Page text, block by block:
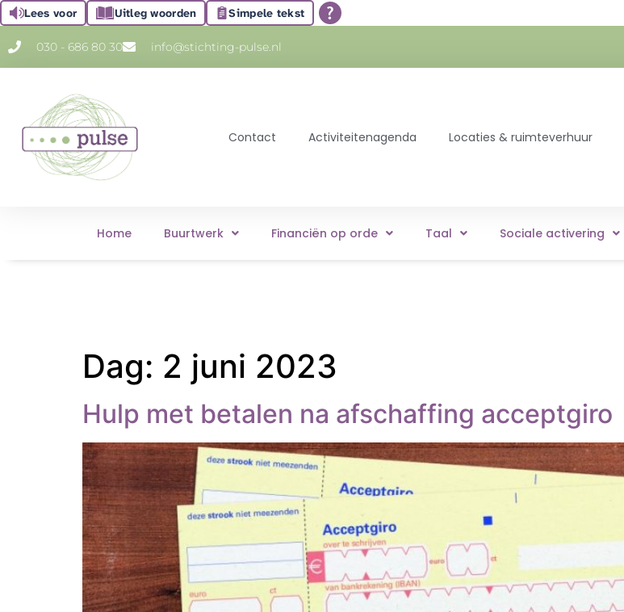
Lees voor Uitleg woorden Simpele tekst
030 - 686 80 30 info@stichting-pulse.nl
Contact Activiteitenagenda Locaties & ruimteverhuur
Home Buurtwerk Financiën op orde Taal Sociale activering
Dag: 2 juni 2023
Hulp met betalen na afschaffing acceptgiro